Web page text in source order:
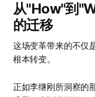
从"How"到
的迁移
这场变革带来的不仅
根本转变。
正如李继刚所洞察的